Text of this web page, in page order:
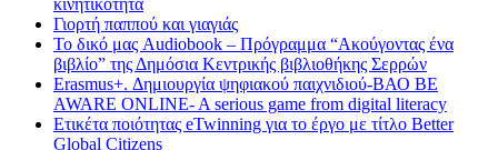
Γιορτή παππού και γιαγιάς
Το δικό μας Audiobook – Πρόγραμμα “Ακούγοντας ένα
βιβλίο” της Δημόσια Κεντρικής βιβλιοθήκης Σερρών
Erasmus+. Δημιουργία ψηφιακού παιχνιδιού-ΒΑΟ BE
AWARE ONLINE- A serious game from digital literacy
Ετικέτα ποιότητας eTwinning για το έργο με τίτλο Better
Global Citizens